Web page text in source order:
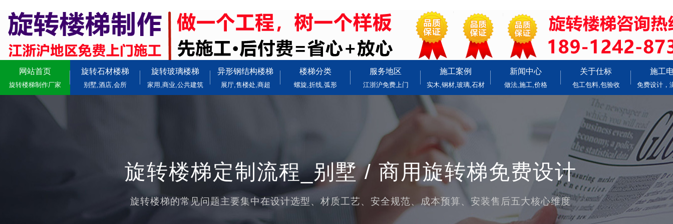
网站首页
旋转楼梯制作厂家
旋转石材楼梯
别墅,酒店,会所
旋转玻璃楼梯
家用,商业,公共建筑
异形钢结构楼梯
展厅,售楼处,商超
楼梯分类
螺旋,折线,弧形
服务地区
江浙沪免费上门
施工案例
实木,钢材,玻璃,石材
新闻中心
做法,施工,价格
关于仕标
包工包料,包验收
施工
免费设计，
旋转楼梯定制流程_别墅 / 商用旋转梯免费设计
旋转楼梯的常见问题主要集中在设计选型、材质工艺、安全规范、成本预算、安装售后五大核心维度